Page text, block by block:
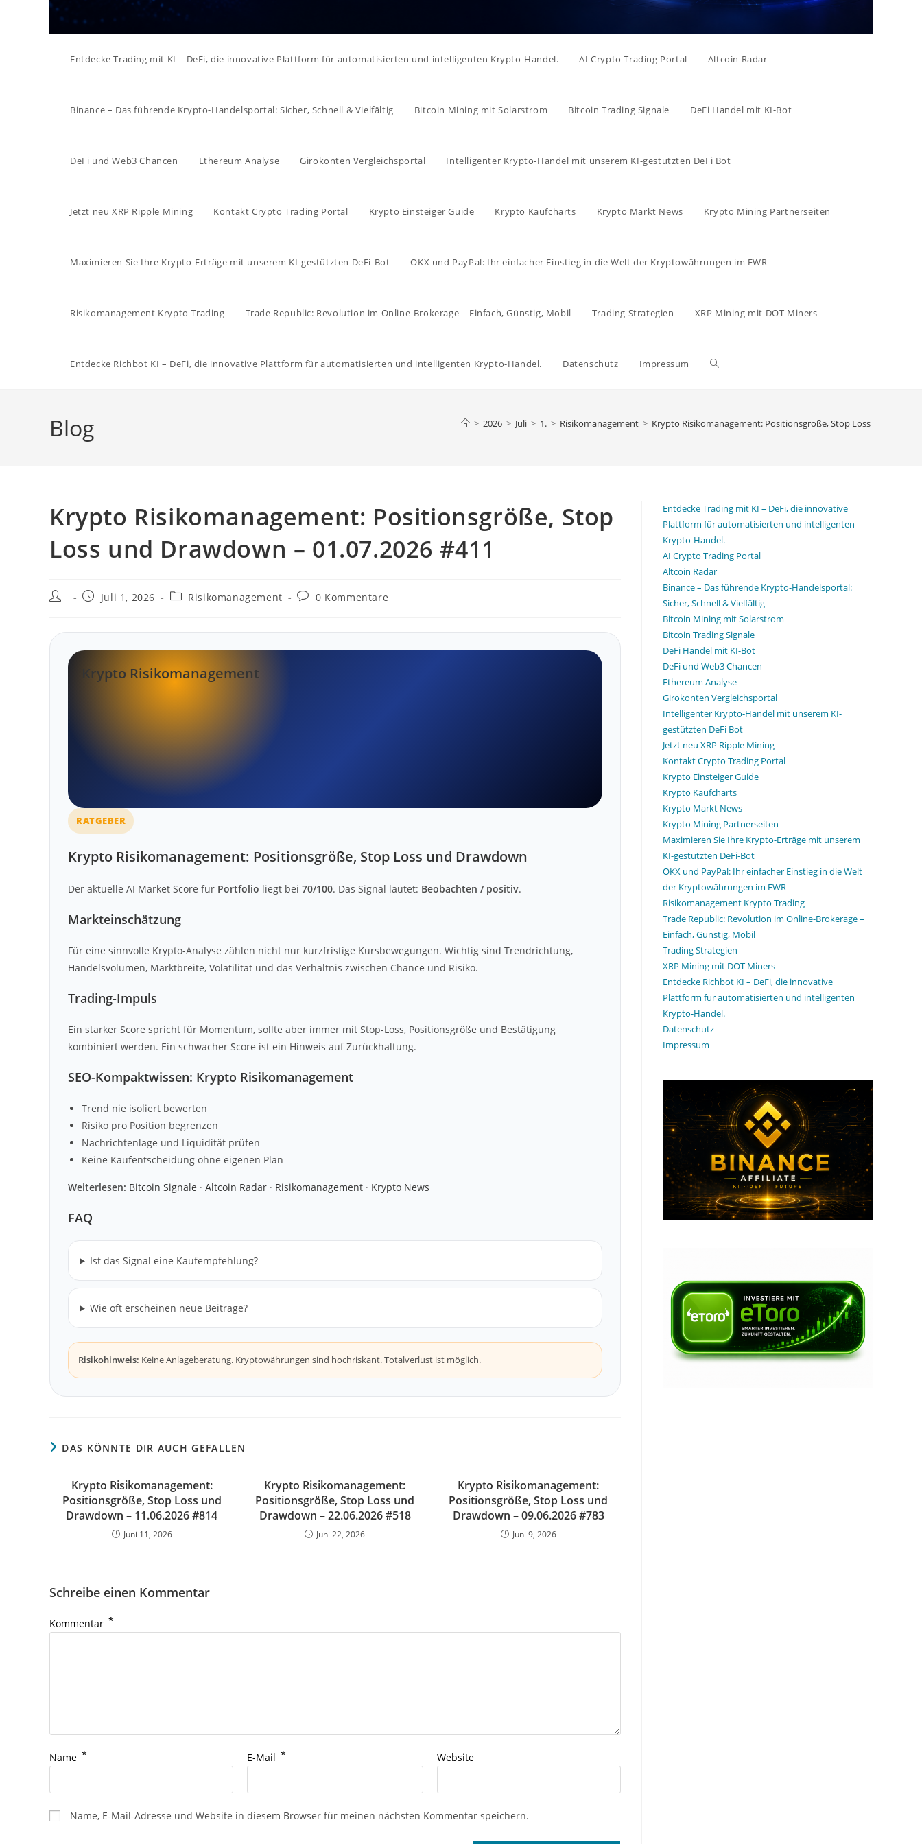
Entdecke Trading mit KI – DeFi, die innovative Plattform für automatisierten und intelligenten Krypto-Handel. AI Crypto Trading Portal Altcoin Radar
Binance – Das führende Krypto-Handelsportal: Sicher, Schnell & Vielfältig Bitcoin Mining mit Solarstrom Bitcoin Trading Signale DeFi Handel mit KI-Bot
DeFi und Web3 Chancen Ethereum Analyse Girokonten Vergleichsportal Intelligenter Krypto-Handel mit unserem KI-gestützten DeFi Bot
Jetzt neu XRP Ripple Mining Kontakt Crypto Trading Portal Krypto Einsteiger Guide Krypto Kaufcharts Krypto Markt News Krypto Mining Partnerseiten
Maximieren Sie Ihre Krypto-Erträge mit unserem KI-gestützten DeFi-Bot OKX und PayPal: Ihr einfacher Einstieg in die Welt der Kryptowährungen im EWR
Risikomanagement Krypto Trading Trade Republic: Revolution im Online-Brokerage – Einfach, Günstig, Mobil Trading Strategien XRP Mining mit DOT Miners
Entdecke Richbot KI – DeFi, die innovative Plattform für automatisierten und intelligenten Krypto-Handel. Datenschutz Impressum Website-
Blog > 2026 > Juli > 1. > Risikomanagement > Krypto Risikomanagement: Positionsgröße, Stop Loss und
Krypto Risikomanagement: Positionsgröße, Stop
Loss und Drawdown – 01.07.2026 #411
Beitrags-BeitragJuli 1, 2026
Beitrags-
Risikomanagement
Beitrags-
0 Kommentare
Krypto Risikomanagement
RATGEBER
Krypto Risikomanagement: Positionsgröße, Stop Loss und Drawdown
Der aktuelle AI Market Score für Portfolio liegt bei 70/100. Das Signal lautet: Beobachten / positiv.
Markteinschätzung
Für eine sinnvolle Krypto-Analyse zählen nicht nur kurzfristige Kursbewegungen. Wichtig sind Trendrichtung,
Handelsvolumen, Marktbreite, Volatilität und das Verhältnis zwischen Chance und Risiko.
Trading-Impuls
Ein starker Score spricht für Momentum, sollte aber immer mit Stop-Loss, Positionsgröße und Bestätigung
kombiniert werden. Ein schwacher Score ist ein Hinweis auf Zurückhaltung.
SEO-Kompaktwissen: Krypto Risikomanagement
Trend nie isoliert bewerten
Risiko pro Position begrenzen
Nachrichtenlage und Liquidität prüfen
Keine Kaufentscheidung ohne eigenen Plan
Weiterlesen: Bitcoin Signale · Altcoin Radar · Risikomanagement · Krypto News
FAQ
Ist das Signal eine Kaufempfehlung?
Wie oft erscheinen neue Beiträge?
Risikohinweis: Keine Anlageberatung. Kryptowährungen sind hochriskant. Totalverlust ist möglich.
DAS KÖNNTE DIR AUCH GEFALLEN
Krypto Risikomanagement:
Positionsgröße, Stop Loss und
Drawdown – 11.06.2026 #814
Juni 11, 2026
Krypto Risikomanagement:
Positionsgröße, Stop Loss und
Drawdown – 22.06.2026 #518
Juni 22, 2026
Krypto Risikomanagement:
Positionsgröße, Stop Loss und
Drawdown – 09.06.2026 #783
Juni 9, 2026
Schreibe einen Kommentar
Kommentar *
Name * E-Mail * Website
Name, E-Mail-Adresse und Website in diesem Browser für meinen nächsten Kommentar speichern.
Entdecke Trading mit KI – DeFi, die innovative
Plattform für automatisierten und intelligenten
Krypto-Handel.
AI Crypto Trading Portal
Altcoin Radar
Binance – Das führende Krypto-Handelsportal:
Sicher, Schnell & Vielfältig
Bitcoin Mining mit Solarstrom
Bitcoin Trading Signale
DeFi Handel mit KI-Bot
DeFi und Web3 Chancen
Ethereum Analyse
Girokonten Vergleichsportal
Intelligenter Krypto-Handel mit unserem KI-
gestützten DeFi Bot
Jetzt neu XRP Ripple Mining
Kontakt Crypto Trading Portal
Krypto Einsteiger Guide
Krypto Kaufcharts
Krypto Markt News
Krypto Mining Partnerseiten
Maximieren Sie Ihre Krypto-Erträge mit unserem
KI-gestützten DeFi-Bot
OKX und PayPal: Ihr einfacher Einstieg in die Welt
der Kryptowährungen im EWR
Risikomanagement Krypto Trading
Trade Republic: Revolution im Online-Brokerage –
Einfach, Günstig, Mobil
Trading Strategien
XRP Mining mit DOT Miners
Entdecke Richbot KI – DeFi, die innovative
Plattform für automatisierten und intelligenten
Krypto-Handel.
Datenschutz
Impressum